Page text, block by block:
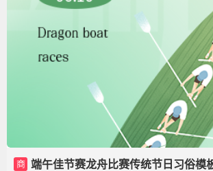
商 端午佳节赛龙舟比赛传统节日习俗模